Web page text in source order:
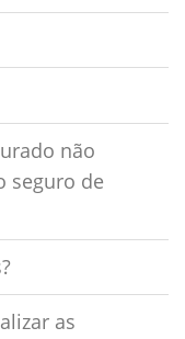
não
seguro de
as